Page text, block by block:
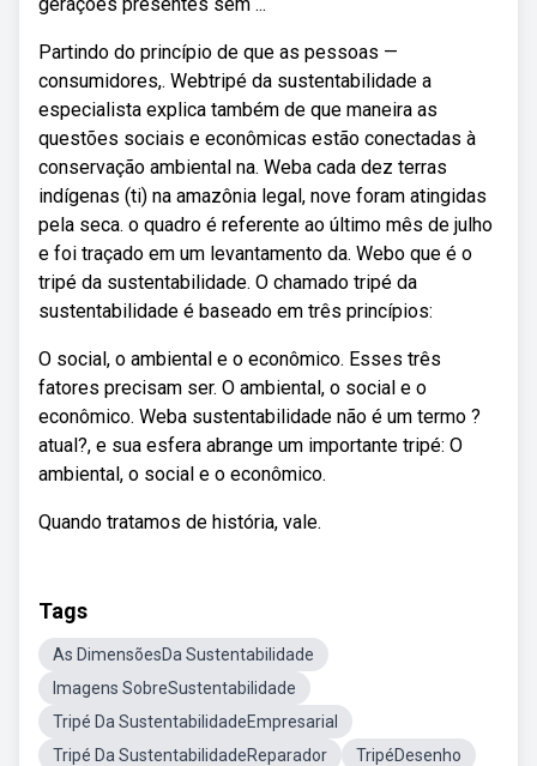
Partindo do princípio de que as pessoas —
consumidores,. Webtripé da sustentabilidade a
especialista explica também de que maneira as
questões sociais e econômicas estão conectadas à
conservação ambiental na. Weba cada dez terras
indígenas (ti) na amazônia legal, nove foram atingidas
pela seca. o quadro é referente ao último mês de julho
e foi traçado em um levantamento da. Webo que é o
tripé da sustentabilidade. O chamado tripé da
sustentabilidade é baseado em três princípios:
O social, o ambiental e o econômico. Esses três
fatores precisam ser. O ambiental, o social e o
econômico. Weba sustentabilidade não é um termo ?
atual?, e sua esfera abrange um importante tripé: O
ambiental, o social e o econômico.
Quando tratamos de história, vale.
Tags
As DimensõesDa Sustentabilidade
Imagens SobreSustentabilidade
Tripé Da SustentabilidadeEmpresarial
Tripé Da SustentabilidadeReparador
TripéDesenho